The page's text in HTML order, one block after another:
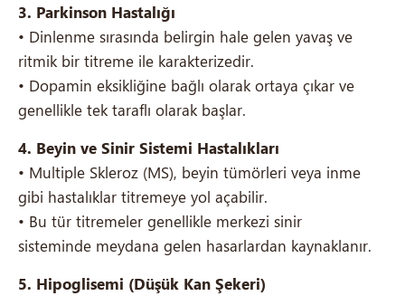
3. Parkinson Hastalığı
• Dinlenme sırasında belirgin hale gelen yavaş ve
ritmik bir titreme ile karakterizedir.
• Dopamin eksikliğine bağlı olarak ortaya çıkar ve
genellikle tek taraflı olarak başlar.
4. Beyin ve Sinir Sistemi Hastalıkları
• Multiple Skleroz (MS), beyin tümörleri veya inme
gibi hastalıklar titremeye yol açabilir.
• Bu tür titremeler genellikle merkezi sinir
sisteminde meydana gelen hasarlardan kaynaklanır.
5. Hipoglisemi (Düşük Kan Şekeri)